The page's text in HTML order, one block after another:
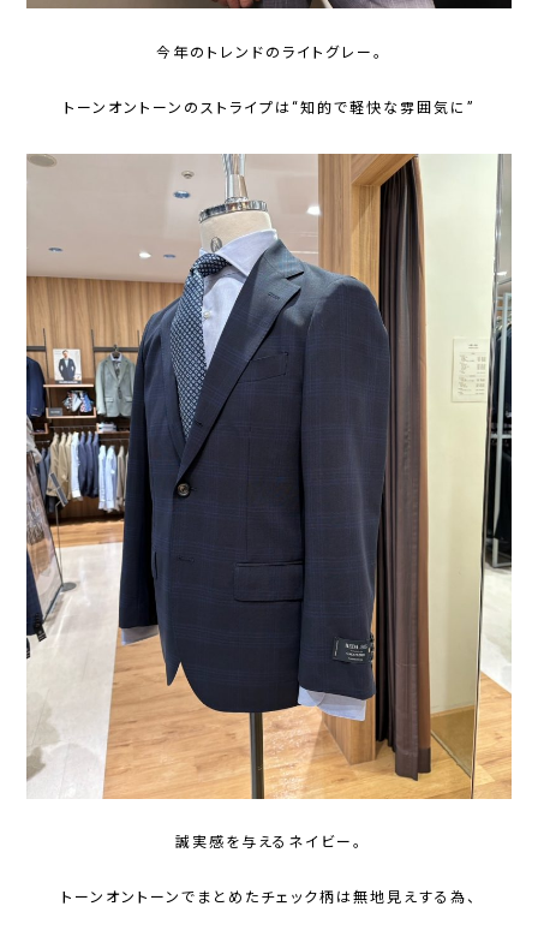
今年のトレンドのライトグレー。
トーンオントーンのストライプは“知的で軽快な雰囲気に”
誠実感を与えるネイビー。
トーンオントーンでまとめたチェック柄は無地見えする為、